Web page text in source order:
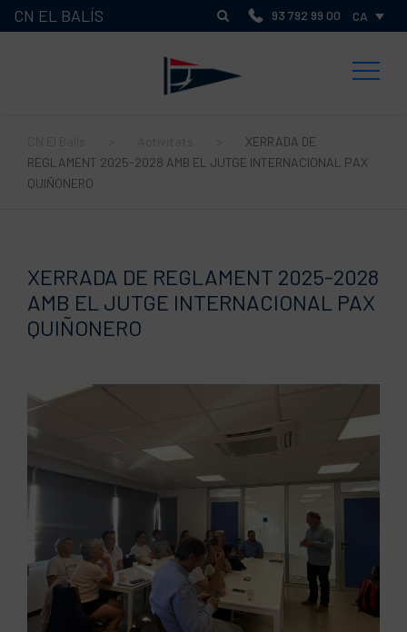
CN EL BALÍS 93 792 99 00 CA
XERRADA DE
REGLAMENT 2025-2028 AMB EL JUTGE INTERNACIONAL PAX
QUIÑONERO
XERRADA DE REGLAMENT 2025-2028
AMB EL JUTGE INTERNACIONAL PAX
QUIÑONERO